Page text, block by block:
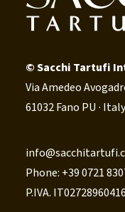
© Sacchi Tartufi
Via Amedeo
61032 Fano PU · Italy
Phone: +39 0721
P.IVA. IT02728960416